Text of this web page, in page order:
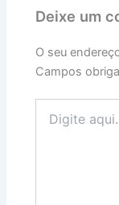
Deixe um
O seu
Campos
aqui...